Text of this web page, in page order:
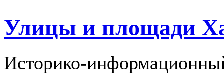
Улицы и площади
Историко-